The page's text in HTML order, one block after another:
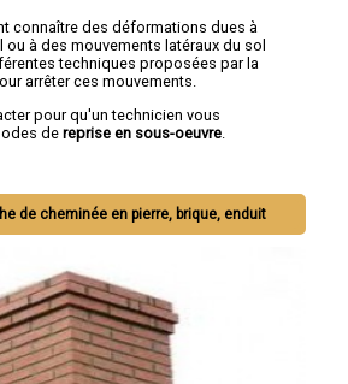
connaître des déformations dues à
à des mouvements latéraux du sol
techniques proposées par la
arrêter ces mouvements.
pour qu'un technicien vous
de reprise en sous-oeuvre.
de cheminée en pierre, brique, enduit